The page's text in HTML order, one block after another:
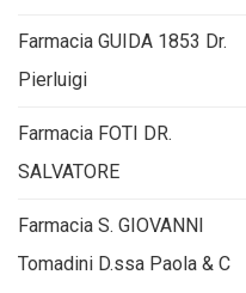
Farmacia GUIDA 1853 Dr.
Pierluigi
Farmacia FOTI DR.
SALVATORE
Farmacia S. GIOVANNI
Tomadini D.ssa Paola & C